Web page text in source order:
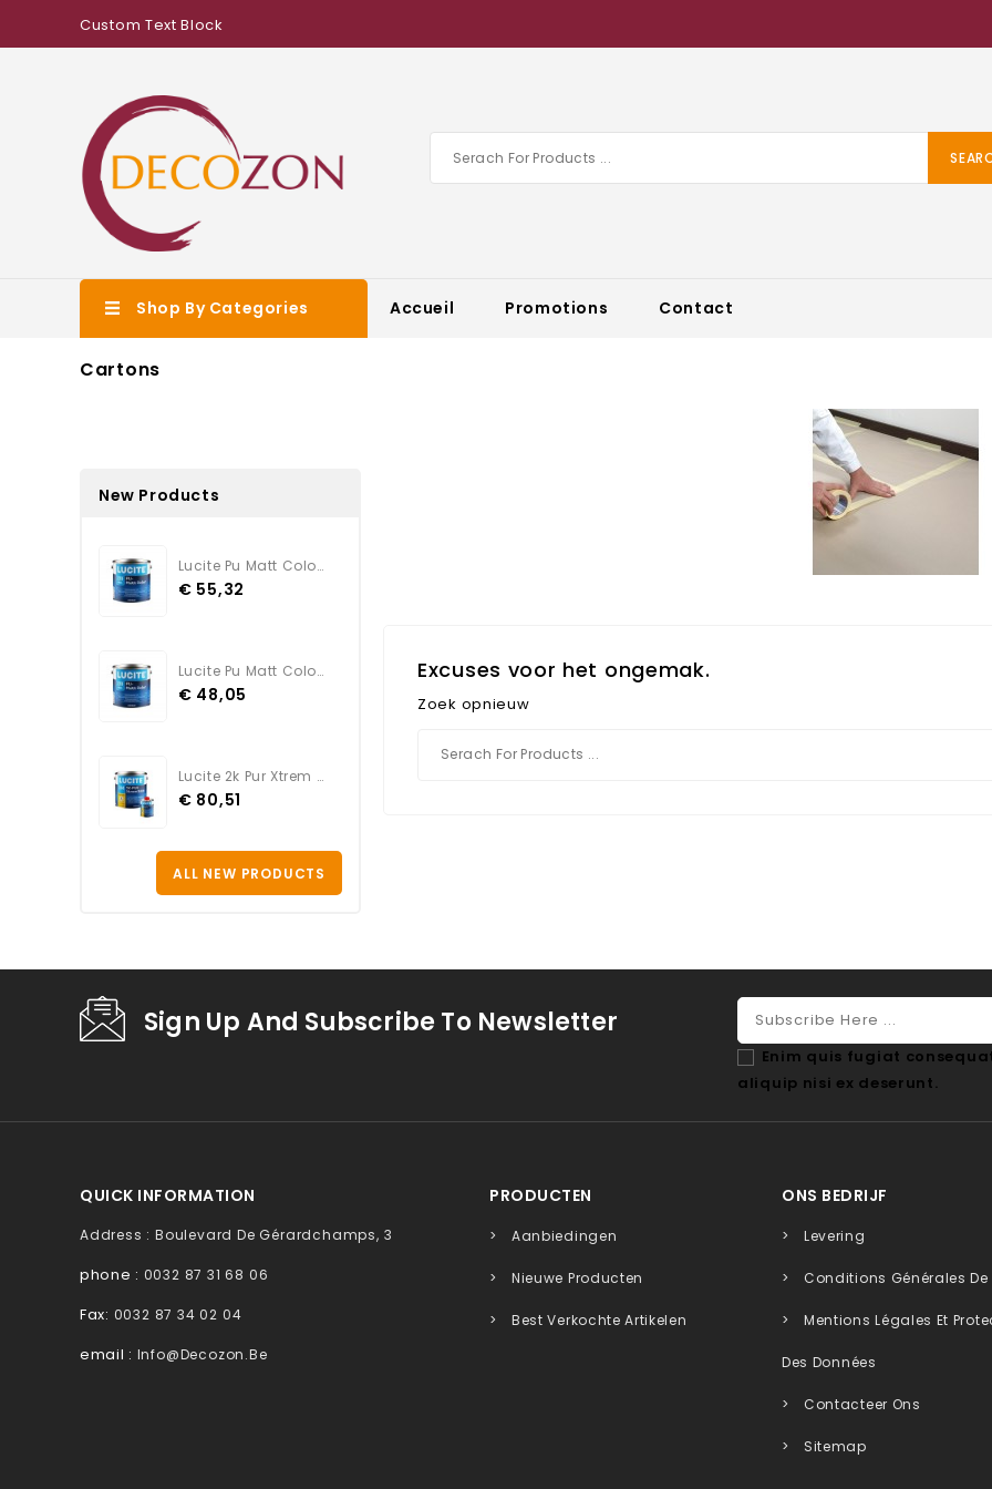
Custom Text Block
Shop By Categories Accueil Promotions Contact
Cartons
New Products
Lucite Pu Matt Color TEINTE
€ 55,32
Lucite Pu Matt Color BLANC
€ 48,05
Lucite 2k Pur Xtrem Satin...
€ 80,51
ALL NEW PRODUCTS
Excuses voor het ongemak.
Zoek opnieuw
Sign Up And Subscribe To Newsletter
Enim quis fugiat
aliquip nisi ex deserunt.
QUICK INFORMATION
Address : Boulevard De Gérardchamps, 3
phone : 0032 87 31 68 06
Fax: 0032 87 34 02 04
email : Info@decozon.be
PRODUCTEN
Aanbiedingen
Nieuwe Producten
Best Verkochte Artikelen
ONS BEDRIJF
Levering
Conditions Générales De
Mentions Légales Et
Des Données
Contacteer Ons
Sitemap